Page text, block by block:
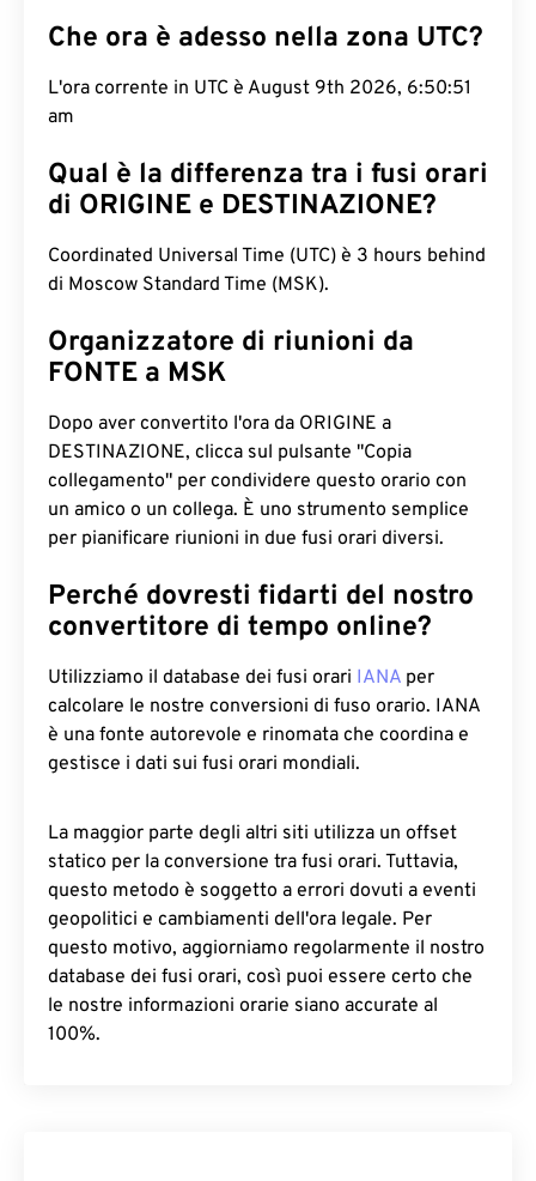
Che ora è adesso nella zona UTC?
L'ora corrente in UTC è August 9th 2026, 6:50:52
am
Qual è la differenza tra i fusi orari
di ORIGINE e DESTINAZIONE?
Coordinated Universal Time (UTC) è 3 hours behind
di Moscow Standard Time (MSK).
Organizzatore di riunioni da
FONTE a MSK
Dopo aver convertito l'ora da ORIGINE a
DESTINAZIONE, clicca sul pulsante "Copia
collegamento" per condividere questo orario con
un amico o un collega. È uno strumento semplice
per pianificare riunioni in due fusi orari diversi.
Perché dovresti fidarti del nostro
convertitore di tempo online?
Utilizziamo il database dei fusi orari IANA per
calcolare le nostre conversioni di fuso orario. IANA
è una fonte autorevole e rinomata che coordina e
gestisce i dati sui fusi orari mondiali.
La maggior parte degli altri siti utilizza un offset
statico per la conversione tra fusi orari. Tuttavia,
questo metodo è soggetto a errori dovuti a eventi
geopolitici e cambiamenti dell'ora legale. Per
questo motivo, aggiorniamo regolarmente il nostro
database dei fusi orari, così puoi essere certo che
le nostre informazioni orarie siano accurate al
100%.